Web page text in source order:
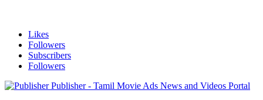
Likes
Followers
Subscribers
Followers
Publisher - Tamil Movie Ads News and Videos Portal